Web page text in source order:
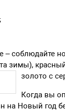
– соблюдайте
зимы),
золото с
Когда вы
на Новый год